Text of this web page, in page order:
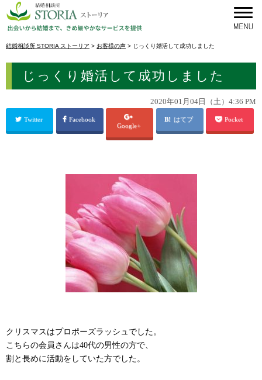
結婚相談所 STORIA ストーリア > お客様の声 > じっくり婚活して成功しました
じっくり婚活して成功しました
2020年01月04日（土）4:36 PM
Twitter
Facebook
Google+
はてブ Pocket
クリスマスはプロポーズラッシュでした。
こちらの会員さんは40代の男性の方で、
割と長めに活動をしていた方でした。